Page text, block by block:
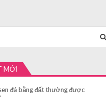
MỚI
đá bằng đất thường được